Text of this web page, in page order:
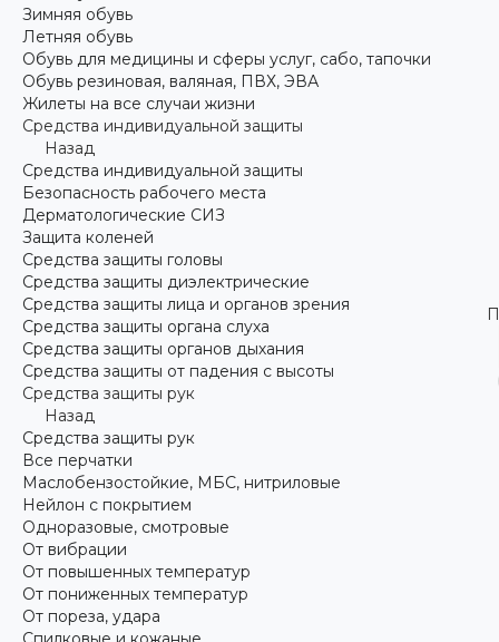
Зимняя обувь
Летняя обувь
Обувь для медицины и сферы услуг, сабо, тапочки
Обувь резиновая, валяная, ПВХ, ЭВА
Жилеты на все случаи жизни
Средства индивидуальной защиты
Назад
Средства индивидуальной защиты
Безопасность рабочего места
Дерматологические СИЗ
Защита коленей
Средства защиты головы
Средства защиты диэлектрические
Средства защиты лица и органов зрения
Средства защиты органа слуха
Средства защиты органов дыхания
Средства защиты от падения с высоты
Средства защиты рук
Назад
Средства защиты рук
Все перчатки
Маслобензостойкие, МБС, нитриловые
Нейлон с покрытием
Одноразовые, смотровые
От вибрации
От повышенных температур
От пониженных температур
От пореза, удара